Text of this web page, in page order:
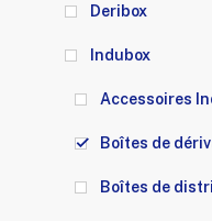
Deribox
Indubox
Accessoires
Boîtes de
Boîtes de